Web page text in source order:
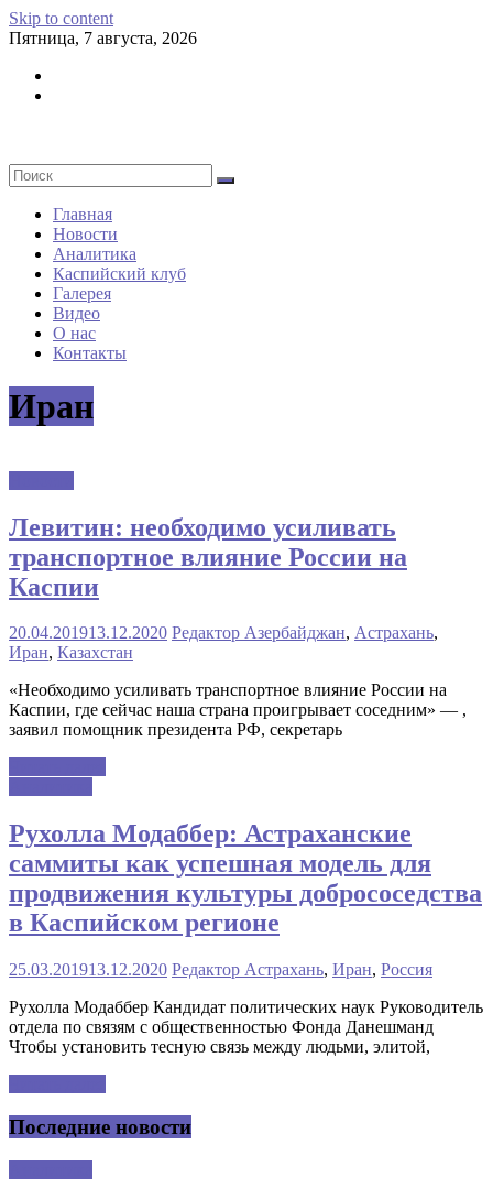
Skip to content
Пятница, 7 августа, 2026
Главная
Новости
Аналитика
Каспийский клуб
Галерея
Видео
О нас
Контакты
Иран
Левитин: необходимо усиливать
транспортное влияние России на
Каспии
20.04.201913.12.2020 Редактор Азербайджан, Астрахань,
Иран, Казахстан
«Необходимо усиливать транспортное влияние России на
Каспии, где сейчас наша страна проигрывает соседним» — ,
заявил помощник президента РФ, секретарь
Рухолла Модаббер: Астраханские
саммиты как успешная модель для
продвижения культуры добрососедства
в Каспийском регионе
25.03.201913.12.2020 Редактор Астрахань, Иран, Россия
Рухолла Модаббер Кандидат политических наук Руководитель
отдела по связям с общественностью Фонда Данешманд
Чтобы установить тесную связь между людьми, элитой,
Последние новости